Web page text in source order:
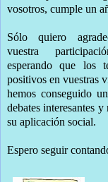
vosotros, cumple un
Sólo quiero
vuestra
esperando que los
positivos en vuestras
hemos conseguido
debates interesantes
su aplicación social.
Espero seguir